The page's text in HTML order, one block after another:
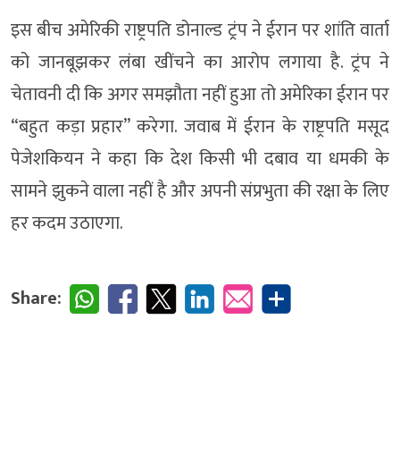
इस बीच अमेरिकी राष्ट्रपति डोनाल्ड ट्रंप ने ईरान पर शांति वार्ता
को जानबूझकर लंबा खींचने का आरोप लगाया है. ट्रंप ने
चेतावनी दी कि अगर समझौता नहीं हुआ तो अमेरिका ईरान पर
“बहुत कड़ा प्रहार” करेगा. जवाब में ईरान के राष्ट्रपति मसूद
पेजेशकियन ने कहा कि देश किसी भी दबाव या धमकी के
सामने झुकने वाला नहीं है और अपनी संप्रभुता की रक्षा के लिए
हर कदम उठाएगा.
Share: